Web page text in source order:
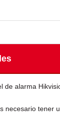
de alarma
necesario tener